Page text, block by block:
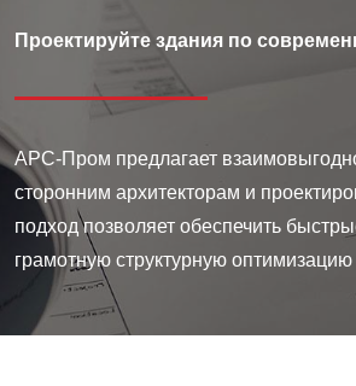
Проектируйте здания по
АРС-Пром предлагает
сторонним архитекторам и
подход позволяет обеспечить
грамотную структурную оптимизацию